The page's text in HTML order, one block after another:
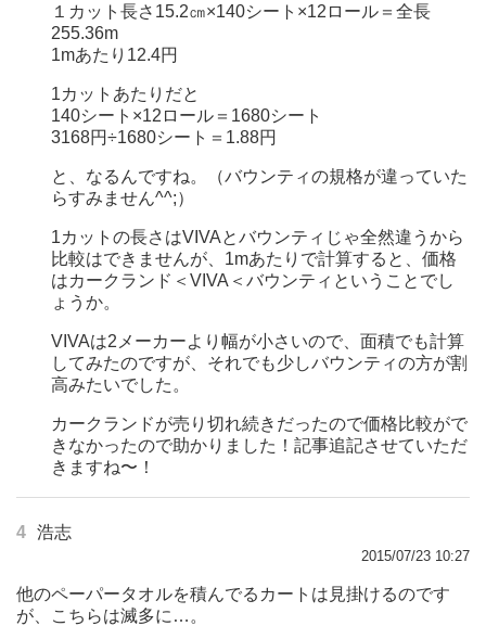
１カット長さ15.2㎝×140シート×12ロール＝全長
255.36m
1mあたり12.4円
1カットあたりだと
140シート×12ロール＝1680シート
3168円÷1680シート＝1.88円
と、なるんですね。（バウンティの規格が違っていた
らすみません^^;）
1カットの長さはVIVAとバウンティじゃ全然違うから
比較はできませんが、1mあたりで計算すると、価格
はカークランド＜VIVA＜バウンティということでし
ょうか。
VIVAは2メーカーより幅が小さいので、面積でも計算
してみたのですが、それでも少しバウンティの方が割
高みたいでした。
カークランドが売り切れ続きだったので価格比較がで
きなかったので助かりました！記事追記させていただ
きますね〜！
4 浩志
2015/07/23 10:27
他のペーパータオルを積んでるカートは見掛けるのです
が、こちらは滅多に…。